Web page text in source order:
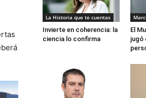
La Historia que te cuentas
Invierte en coherencia: la
ciencia lo confirma
El
jugó